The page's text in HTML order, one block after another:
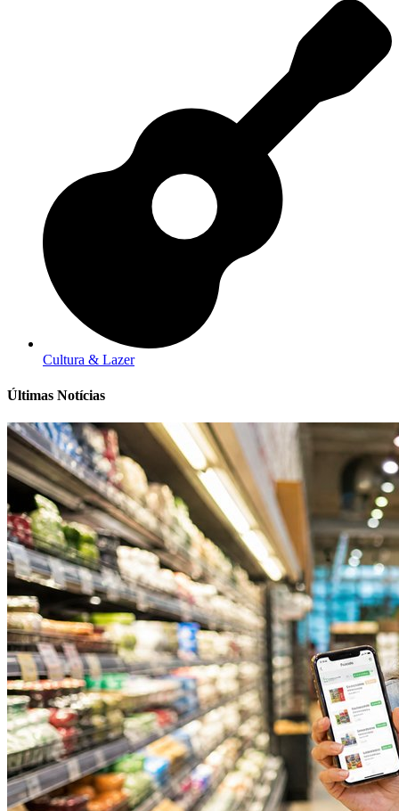
Cultura & Lazer
Últimas Notícias